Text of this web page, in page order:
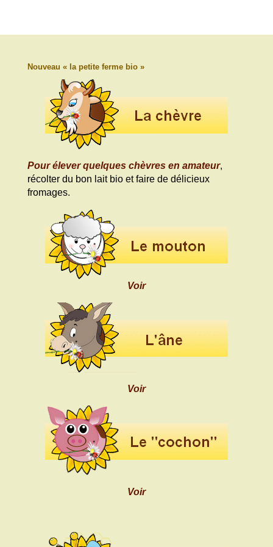
Nouveau « la petite ferme bio »
Pour élever quelques chèvres en amateur,
récolter du bon lait bio et faire de délicieux
fromages.
Voir
Voir
Voir